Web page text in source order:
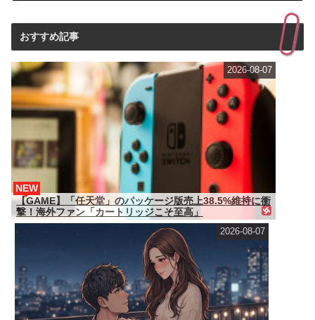
おすすめ記事
【GAME】「任天堂」のパッケージ版売上38.5%維持に衝
撃！海外ファン「カートリッジこそ至高」
NEW
2026-08-07
2026-08-07